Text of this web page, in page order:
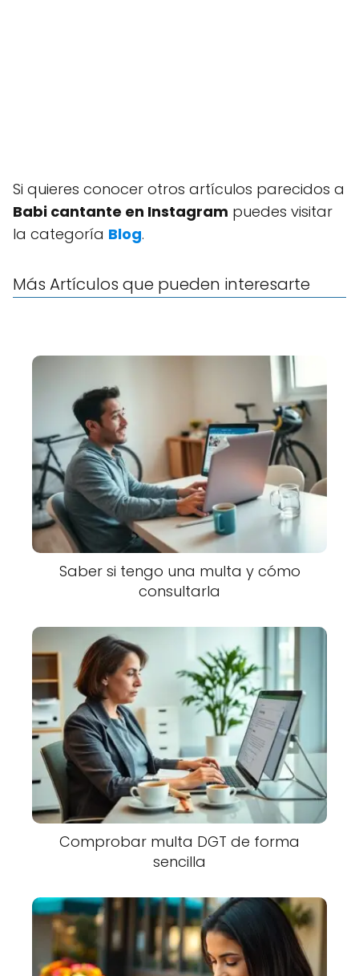
Si quieres conocer otros artículos parecidos a
Babi cantante en Instagram puedes visitar
la categoría Blog.
Más Artículos que pueden interesarte
Saber si tengo una multa y cómo
consultarla
Comprobar multa DGT de forma
sencilla